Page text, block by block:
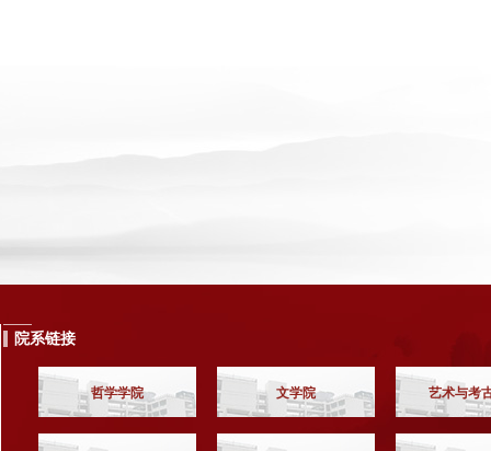
院系链接
哲学学院 文学院 艺术与考